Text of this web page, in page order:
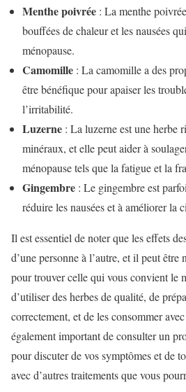
Menthe poivrée : La menthe
bouffées de chaleur et les nausées
ménopause.
Camomille : La camomille a des
être bénéfique pour apaiser les
l’irritabilité.
Luzerne : La luzerne est une herbe
minéraux, et elle peut aider à
ménopause tels que la fatigue et la
Gingembre : Le gingembre est
réduire les nausées et à améliorer la
Il est essentiel de noter que les effets
d’une personne à l’autre, et il peut être
pour trouver celle qui vous convient le
d’utiliser des herbes de qualité, de
correctement, et de les consommer
également important de consulter un
pour discuter de vos symptômes et de
avec d’autres traitements que vous